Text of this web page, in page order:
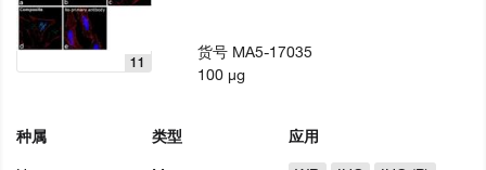
11
种属
类型
应用
货号 MA5-17035
100 µg